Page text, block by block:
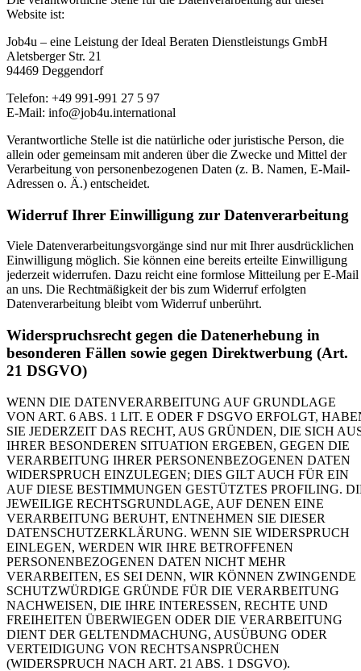
Website ist:
Job4u – eine Leistung der Ideal Beraten Dienstleistungs GmbH
Aletsberger Str. 21
94469 Deggendorf
Telefon: +49 991-991 27 5 97
E-Mail: info@job4u.international
Verantwortliche Stelle ist die natürliche oder juristische Person, die
allein oder gemeinsam mit anderen über die Zwecke und Mittel der
Verarbeitung von personenbezogenen Daten (z. B. Namen, E-Mail-
Adressen o. Ä.) entscheidet.
Widerruf Ihrer Einwilligung zur Datenverarbeitung
Viele Datenverarbeitungsvorgänge sind nur mit Ihrer ausdrücklichen
Einwilligung möglich. Sie können eine bereits erteilte Einwilligung
jederzeit widerrufen. Dazu reicht eine formlose Mitteilung per E-Mail
an uns. Die Rechtmäßigkeit der bis zum Widerruf erfolgten
Datenverarbeitung bleibt vom Widerruf unberührt.
Widerspruchsrecht gegen die Datenerhebung in
besonderen Fällen sowie gegen Direktwerbung (Art.
21 DSGVO)
WENN DIE DATENVERARBEITUNG AUF GRUNDLAGE
VON ART. 6 ABS. 1 LIT. E ODER F DSGVO ERFOLGT,
SIE JEDERZEIT DAS RECHT, AUS GRÜNDEN, DIE SICH
IHRER BESONDEREN SITUATION ERGEBEN, GEGEN DIE
VERARBEITUNG IHRER PERSONENBEZOGENEN DATEN
WIDERSPRUCH EINZULEGEN; DIES GILT AUCH FÜR EIN
AUF DIESE BESTIMMUNGEN GESTÜTZTES PROFILING.
JEWEILIGE RECHTSGRUNDLAGE, AUF DENEN EINE
VERARBEITUNG BERUHT, ENTNEHMEN SIE DIESER
DATENSCHUTZERKLÄRUNG. WENN SIE WIDERSPRUCH
EINLEGEN, WERDEN WIR IHRE BETROFFENEN
PERSONENBEZOGENEN DATEN NICHT MEHR
VERARBEITEN, ES SEI DENN, WIR KÖNNEN ZWINGENDE
SCHUTZWÜRDIGE GRÜNDE FÜR DIE VERARBEITUNG
NACHWEISEN, DIE IHRE INTERESSEN, RECHTE UND
FREIHEITEN ÜBERWIEGEN ODER DIE VERARBEITUNG
DIENT DER GELTENDMACHUNG, AUSÜBUNG ODER
VERTEIDIGUNG VON RECHTSANSPRÜCHEN
(WIDERSPRUCH NACH ART. 21 ABS. 1 DSGVO).